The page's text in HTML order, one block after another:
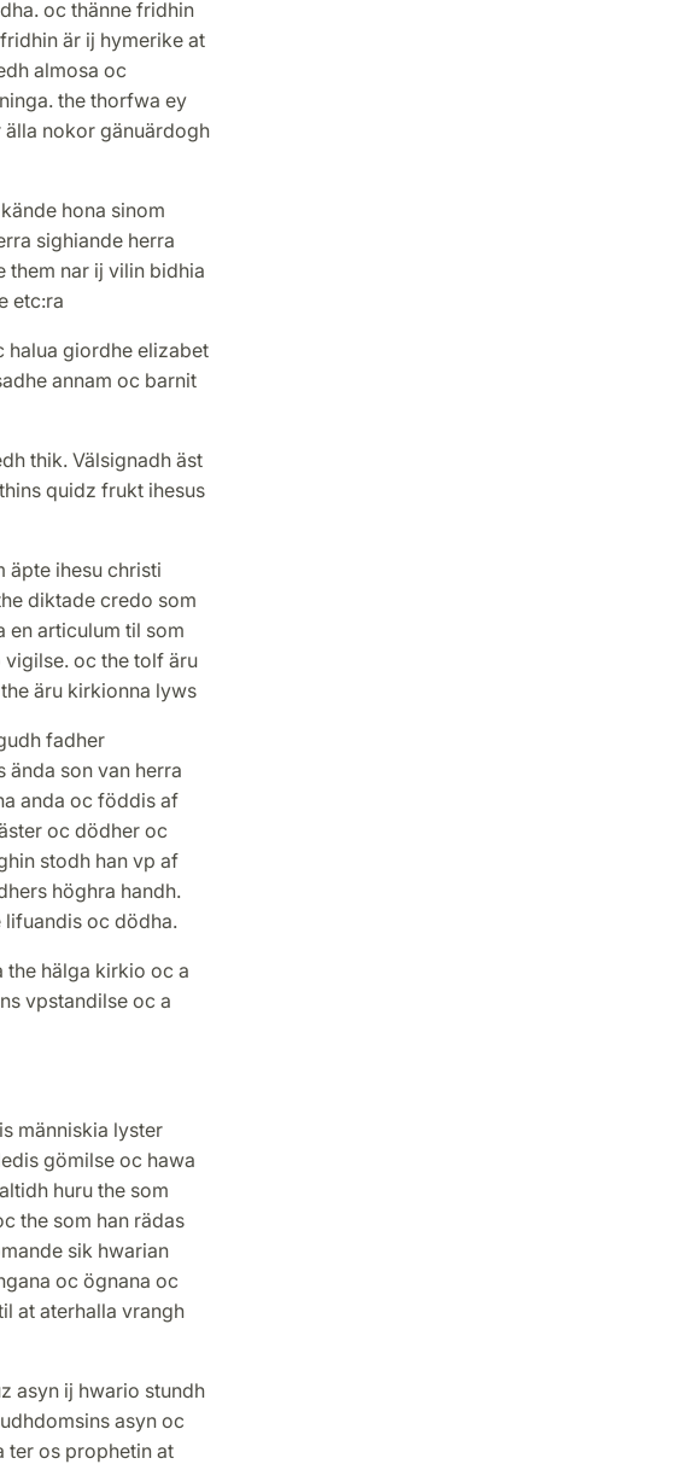
oc thänne fridhin
är ij hymerike at
almosa oc
the thorfwa ey
nokor gänuärdogh
hona sinom
sighiande herra
them nar ij vilin bidhia
etc:ra
giordhe elizabet
annam oc barnit
Välsignadh äst
quidz frukt ihesus
ihesu christi
diktade credo som
en articulum til som
oc the tolf äru
äru kirkionna lyws
fadher
ända son van herra
anda oc föddis af
oc dödher oc
stodh han vp af
höghra handh.
lifuandis oc dödha.
hälga kirkio oc a
vpstandilse oc a
lyster
gömilse oc hawa
huru the som
the som han rädas
sik hwarian
oc ögnana oc
at aterhalla vrangh
asyn ij hwario stundh
asyn oc
ter os prophetin at